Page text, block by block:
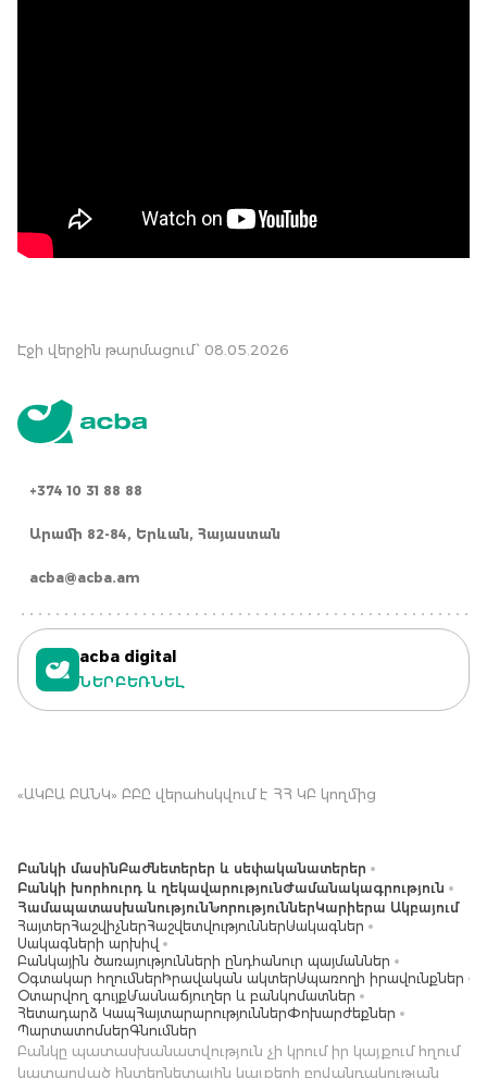
Էջի վերջին թարմացում՝ 08.05.2026
+374 10 31 88 88
Արամի 82-84, Երևան, Հայաստան
acba@acba.am
acba digital
ՆԵՐԲԵՌՆԵԼ
«ԱԿԲԱ ԲԱՆԿ» ԲԲԸ վերահսկվում է ՀՀ ԿԲ կողմից
Բանկի մասինԲաժնետերեր և սեփականատերեր
Բանկի խորհուրդ և ղեկավարությունԺամանակագրություն
ՀամապատասխանությունՆորություններԿարիերա Ակբայում
ՀայտերՀաշվիչներՀաշվետվություններՍակագներ
Սակագների արխիվ
Բանկային ծառայությունների ընդհանուր պայմաններ
Օգտակար հղումներ Իրավական ակտերՍպառողի իրավունքներ
Օտարվող գույքՄասնաճյուղեր և բանկոմատներ
Հետադարձ ԿապՀայտարարություններՓոխարժեքներ
ՊարտատոմսերԳնումներ
Բանկը պատասխանատվություն չի կրում իր կայքում հղում
կատարված ինտերնետային կայքերի բովանդակության